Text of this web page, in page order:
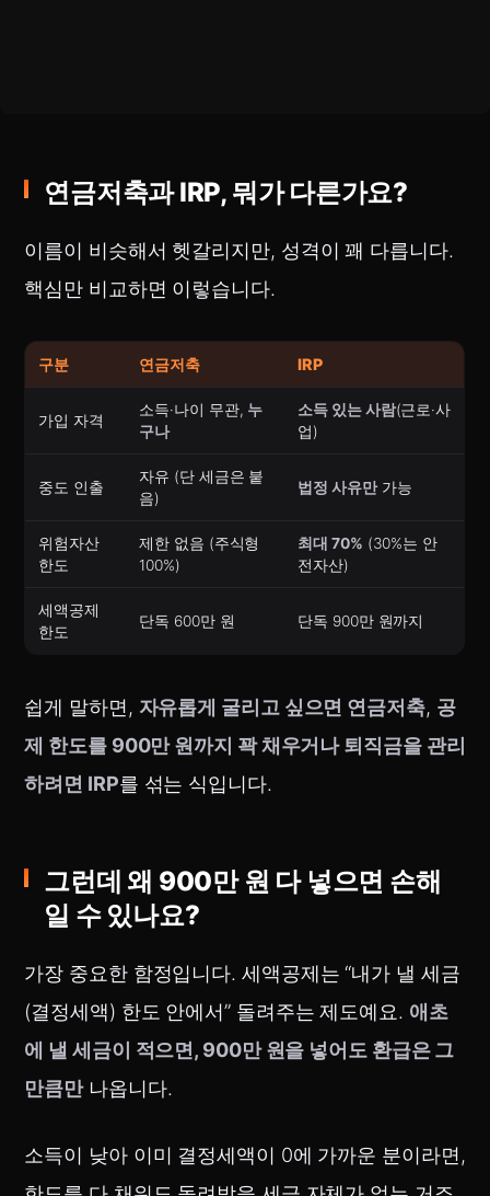
연금저축과 IRP, 뭐가 다른가요?
이름이 비슷해서 헷갈리지만, 성격이 꽤 다릅니다.
핵심만 비교하면 이렇습니다.
구분 연금저축 IRP
가입 자격
소득·나이 무관, 누
구나
소득 있는 사람(근로·사
업)
중도 인출
자유 (단 세금은 붙
음)
법정 사유만가능
위험자산
한도
제한 없음 (주식형
100%)
최대 70% (30%는 안
전자산)
세액공제
한도
단독 600만 원 단독 900만 원까지
쉽게 말하면, 자유롭게 굴리고 싶으면 연금저축, 공
제 한도를 900만 원까지 꽉 채우거나 퇴직금을 관리
하려면 IRP를 섞는 식입니다.
그런데 왜 900만 원 다 넣으면 손해
일 수 있나요?
가장 중요한 함정입니다. 세액공제는 “내가 낼 세금
(결정세액) 한도 안에서” 돌려주는 제도예요. 애초
에 낼 세금이 적으면, 900만 원을 넣어도 환급은 그
만큼만나옵니다.
소득이 낮아 이미 결정세액이 0에 가까운 분이라면,